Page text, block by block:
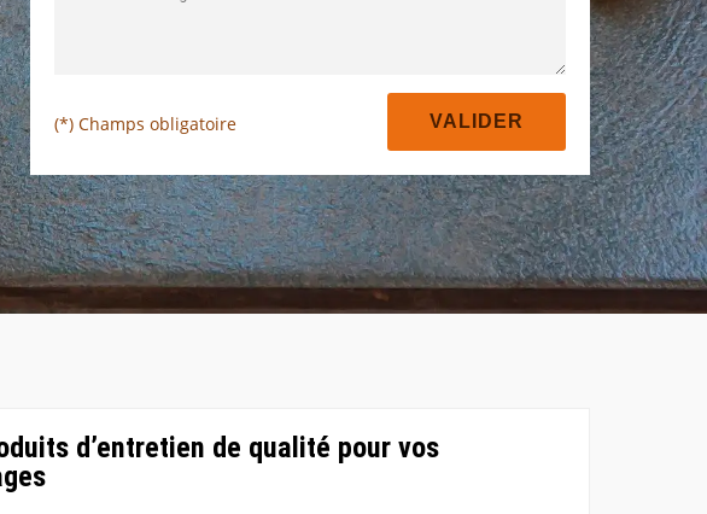
(*) Champs obligatoire
d’entretien de qualité pour vos